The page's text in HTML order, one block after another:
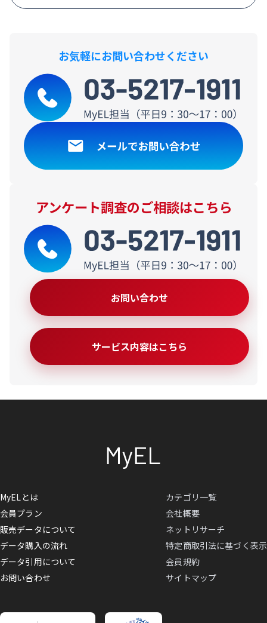
お気軽にお問い合わせください
アンケート調査のご相談はこちら
お問い合わせ
サービス内容はこちら
MyELとは
会員プラン
販売データについて
データ購入の流れ
データ引用について
お問い合わせ
カテゴリ一覧
会社概要
ネットリサーチ
特定商取引法に基づく表示
会員規約
サイトマップ